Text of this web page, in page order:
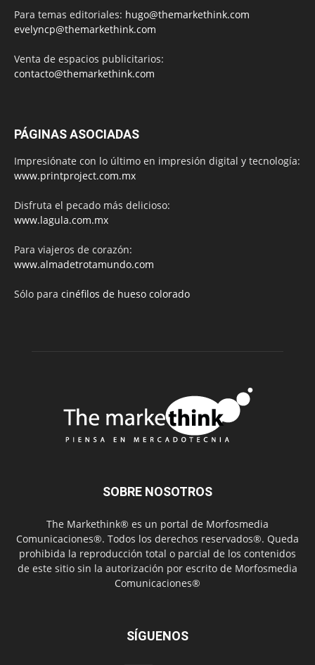
Para temas editoriales: hugo@themarkethink.com
evelyncp@themarkethink.com
Venta de espacios publicitarios:
contacto@themarkethink.com
PÁGINAS ASOCIADAS
Impresiónate con lo último en impresión digital y tecnología:
www.printproject.com.mx
Disfruta el pecado más delicioso:
www.lagula.com.mx
Para viajeros de corazón:
www.almadetrotamundo.com
Sólo para cinéfilos de hueso colorado
SOBRE NOSOTROS
The Markethink® es un portal de Morfosmedia
Comunicaciones®. Todos los derechos reservados®. Queda
prohibida la reproducción total o parcial de los contenidos
de este sitio sin la autorización por escrito de Morfosmedia
Comunicaciones®
SÍGUENOS